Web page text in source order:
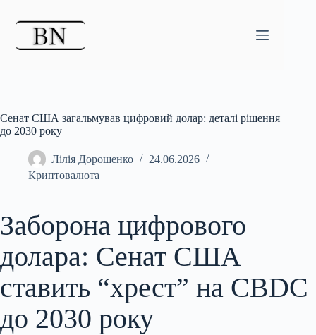
Сенат США загальмував цифровий долар: деталі рішення
до 2030 року
Лілія Дорошенко
24.06.2026
Криптовалюта
Заборона цифрового
долара: Сенат США
ставить “хрест” на CBDC
до 2030 року